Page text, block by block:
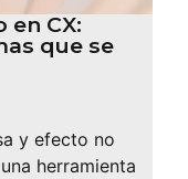
en CX:
que se
y efecto no
herramienta